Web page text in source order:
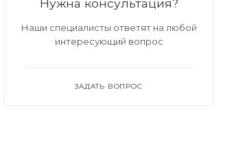
Нужна консультация?
Наши специалисты ответят на любой
интересующий вопрос
ЗАДАТЬ ВОПРОС